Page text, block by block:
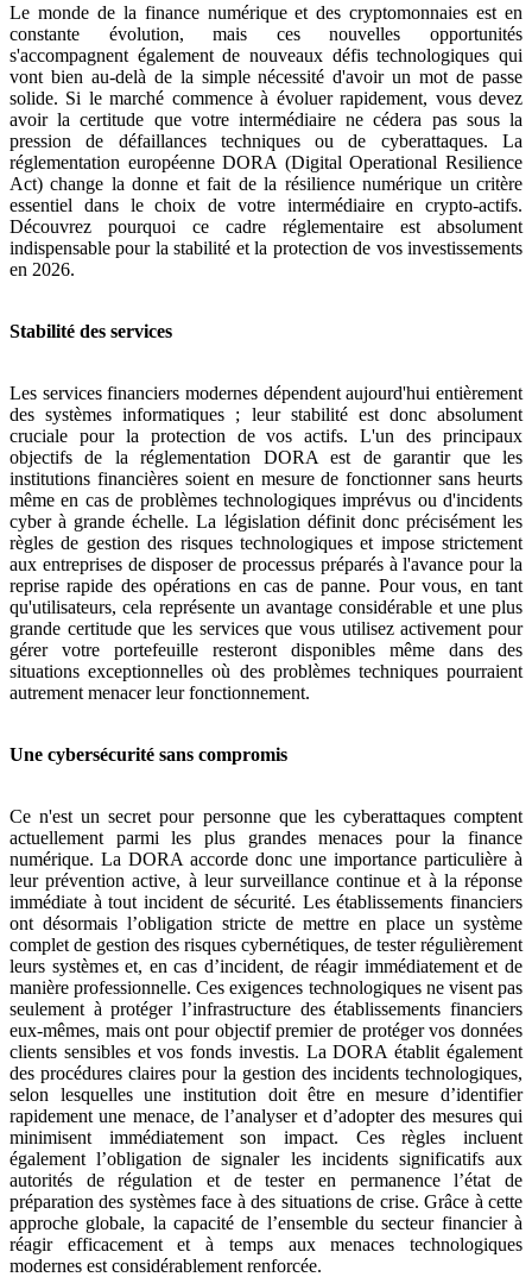
Le monde de la finance numérique et des cryptomonnaies est en
constante évolution, mais ces nouvelles opportunités
s'accompagnent également de nouveaux défis technologiques qui
vont bien au-delà de la simple nécessité d'avoir un mot de passe
solide. Si le marché commence à évoluer rapidement, vous devez
avoir la certitude que votre intermédiaire ne cédera pas sous la
pression de défaillances techniques ou de cyberattaques. La
réglementation européenne DORA (Digital Operational Resilience
Act) change la donne et fait de la résilience numérique un critère
essentiel dans le choix de votre intermédiaire en crypto-actifs.
Découvrez pourquoi ce cadre réglementaire est absolument
indispensable pour la stabilité et la protection de vos investissements
en 2026.
Stabilité des services
Les services financiers modernes dépendent aujourd'hui entièrement
des systèmes informatiques ; leur stabilité est donc absolument
cruciale pour la protection de vos actifs. L'un des principaux
objectifs de la réglementation DORA est de garantir que les
institutions financières soient en mesure de fonctionner sans heurts
même en cas de problèmes technologiques imprévus ou d'incidents
cyber à grande échelle. La législation définit donc précisément les
règles de gestion des risques technologiques et impose strictement
aux entreprises de disposer de processus préparés à l'avance pour la
reprise rapide des opérations en cas de panne. Pour vous, en tant
qu'utilisateurs, cela représente un avantage considérable et une plus
grande certitude que les services que vous utilisez activement pour
gérer votre portefeuille resteront disponibles même dans des
situations exceptionnelles où des problèmes techniques pourraient
autrement menacer leur fonctionnement.
Une cybersécurité sans compromis
Ce n'est un secret pour personne que les cyberattaques comptent
actuellement parmi les plus grandes menaces pour la finance
numérique. La DORA accorde donc une importance particulière à
leur prévention active, à leur surveillance continue et à la réponse
immédiate à tout incident de sécurité. Les établissements financiers
ont désormais l’obligation stricte de mettre en place un système
complet de gestion des risques cybernétiques, de tester régulièrement
leurs systèmes et, en cas d’incident, de réagir immédiatement et de
manière professionnelle. Ces exigences technologiques ne visent pas
seulement à protéger l’infrastructure des établissements financiers
eux-mêmes, mais ont pour objectif premier de protéger vos données
clients sensibles et vos fonds investis. La DORA établit également
des procédures claires pour la gestion des incidents technologiques,
selon lesquelles une institution doit être en mesure d’identifier
rapidement une menace, de l’analyser et d’adopter des mesures qui
minimisent immédiatement son impact. Ces règles incluent
également l’obligation de signaler les incidents significatifs aux
autorités de régulation et de tester en permanence l’état de
préparation des systèmes face à des situations de crise. Grâce à cette
approche globale, la capacité de l’ensemble du secteur financier à
réagir efficacement et à temps aux menaces technologiques
modernes est considérablement renforcée.